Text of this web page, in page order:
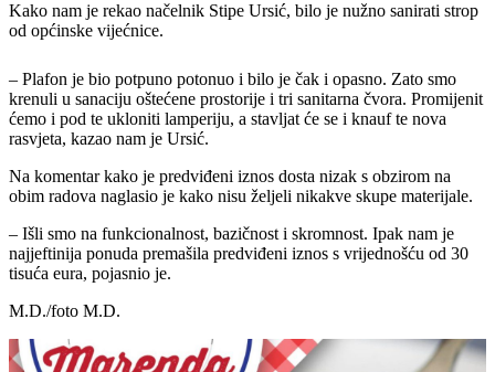
Kako nam je rekao načelnik Stipe Ursić, bilo je nužno sanirati strop
od općinske vijećnice.
– Plafon je bio potpuno potonuo i bilo je čak i opasno. Zato smo
krenuli u sanaciju oštećene prostorije i tri sanitarna čvora. Promijenit
ćemo i pod te ukloniti lamperiju, a stavljat će se i knauf te nova
rasvjeta, kazao nam je Ursić.
Na komentar kako je predviđeni iznos dosta nizak s obzirom na
obim radova naglasio je kako nisu željeli nikakve skupe materijale.
– Išli smo na funkcionalnost, bazičnost i skromnost. Ipak nam je
najjeftinija ponuda premašila predviđeni iznos s vrijednošću od 30
tisuća eura, pojasnio je.
M.D./foto M.D.